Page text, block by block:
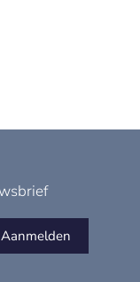
Aanmelden